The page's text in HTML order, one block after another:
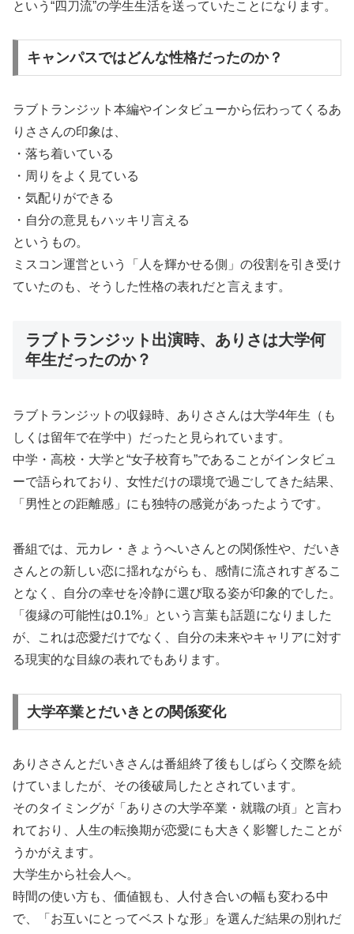
という“四刀流”の学生生活を送っていたことになります。
キャンパスではどんな性格だったのか？
ラブトランジット本編やインタビューから伝わってくるあ
りささんの印象は、
・落ち着いている
・周りをよく見ている
・気配りができる
・自分の意見もハッキリ言える
というもの。
ミスコン運営という「人を輝かせる側」の役割を引き受け
ていたのも、そうした性格の表れだと言えます。
ラブトランジット出演時、ありさは大学何
年生だったのか？
ラブトランジットの収録時、ありささんは大学4年生（も
しくは留年で在学中）だったと見られています。
中学・高校・大学と“女子校育ち”であることがインタビュ
ーで語られており、女性だけの環境で過ごしてきた結果、
「男性との距離感」にも独特の感覚があったようです。
番組では、元カレ・きょうへいさんとの関係性や、だいき
さんとの新しい恋に揺れながらも、感情に流されすぎるこ
となく、自分の幸せを冷静に選び取る姿が印象的でした。
「復縁の可能性は0.1%」という言葉も話題になりました
が、これは恋愛だけでなく、自分の未来やキャリアに対す
る現実的な目線の表れでもあります。
大学卒業とだいきとの関係変化
ありささんとだいきさんは番組終了後もしばらく交際を続
けていましたが、その後破局したとされています。
そのタイミングが「ありさの大学卒業・就職の頃」と言わ
れており、人生の転換期が恋愛にも大きく影響したことが
うかがえます。
大学生から社会人へ。
時間の使い方も、価値観も、人付き合いの幅も変わる中
で、「お互いにとってベストな形」を選んだ結果の別れだ